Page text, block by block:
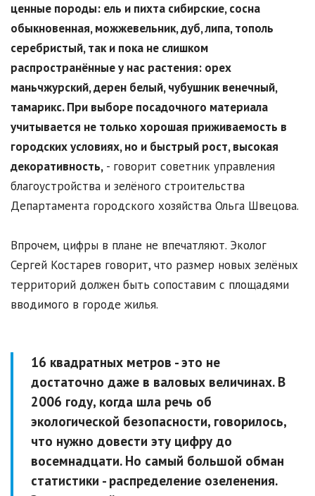
ценные породы: ель и пихта сибирские, сосна
обыкновенная, можжевельник, дуб, липа, тополь
серебристый, так и пока не слишком
распространённые у нас растения: орех
маньчжурский, дерен белый, чубушник венечный,
тамарикс. При выборе посадочного материала
учитывается не только хорошая приживаемость в
городских условиях, но и быстрый рост, высокая
декоративность, - говорит советник управления
благоустройства и зелёного строительства
Департамента городского хозяйства Ольга Швецова.
Впрочем, цифры в плане не впечатляют. Эколог
Сергей Костарев говорит, что размер новых зелёных
территорий должен быть сопоставим с площадями
вводимого в городе жилья.
16 квадратных метров - это не
достаточно даже в валовых величинах. В
2006 году, когда шла речь об
экологической безопасности, говорилось,
что нужно довести эту цифру до
восемнадцати. Но самый большой обман
статистики - распределение озеленения.